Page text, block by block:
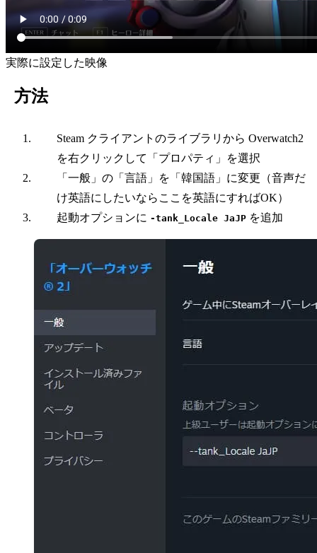
実際に設定した映像
方法
Steam クライアントのライブラリから Overwatch2
を右クリックして「プロパティ」を選択
「一般」の「言語」を「韓国語」に変更（音声だ
け英語にしたいならここを英語にすればOK）
起動オプションに -tank_Locale JaJP を追加